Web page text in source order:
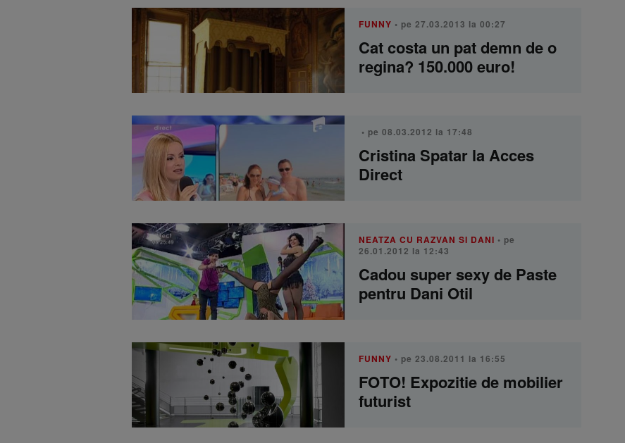
FUNNY • pe 27.03.2013 la 00:27
Cat costa un pat demn de o
regina? 150.000 euro!
• pe 08.03.2012 la 17:48
Cristina Spatar la Acces
Direct
NEATZA CU RAZVAN SI DANI • pe
26.01.2012 la 12:43
Cadou super sexy de Paste
pentru Dani Otil
FUNNY • pe 23.08.2011 la 16:55
FOTO! Expozitie de mobilier
futurist